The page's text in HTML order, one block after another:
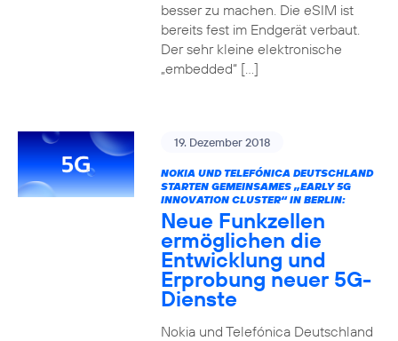
besser zu machen. Die eSIM ist
bereits fest im Endgerät verbaut.
Der sehr kleine elektronische
„embedded“ […]
19. Dezember 2018
NOKIA UND TELEFÓNICA DEUTSCHLAND
STARTEN GEMEINSAMES „EARLY 5G
INNOVATION CLUSTER“ IN BERLIN:
Neue Funkzellen
ermöglichen die
Entwicklung und
Erprobung neuer 5G-
Dienste
Nokia und Telefónica Deutschland